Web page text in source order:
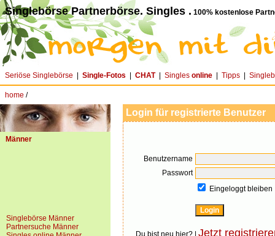
Singlebörse Partnerbörse. Singles . 100% kostenlose
Seriöse Singlebörse Single-Fotos CHAT| Singles online Tipps
home /
Männer
Singlebörse Männer
Partnersuche Männer
Login für registrierte Benutzer
Benutzername
Passwort
Eingeloggt bleiben
Du bist neu hier? | Jetzt